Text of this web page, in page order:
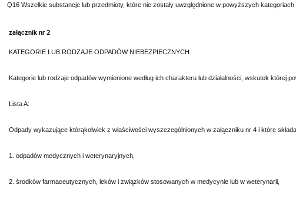
Q16 Wszelkie substancje lub przedmioty, które nie zostały uwzględnione w powyższych kategoriach
załącznik nr 2
KATEGORIE LUB RODZAJE ODPADÓW NIEBEZPIECZNYCH
Kategorie lub rodzaje odpadów wymienione według ich charakteru lub działalności, wskutek której
Lista A:
Odpady wykazujące którąkolwiek z właściwości wyszczególnionych w załączniku nr 4 i które
1. odpadów medycznych i weterynaryjnych,
2. środków farmaceutycznych, leków i związków stosowanych w medycynie lub w weterynarii,